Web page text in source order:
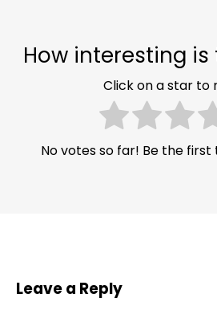
How interesting
Click on a star to
No votes so far! Be the
Leave a Reply